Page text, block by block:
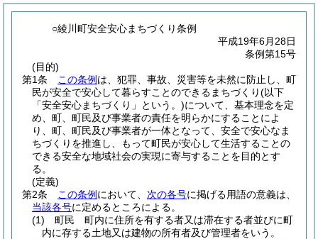
○綾川町安全安心まちづくり条例
平成19年6月28日
条例第15号
(目的)
第1条
この条例 は、犯罪、事故、災害等を未然に防止し、町
民が安全で安心して暮らすことのできるまちづくり(以下
「安全安心まちづくり」という。)について、基本理念を定
め、町、町民及び事業者の責任を明らかにすることによ
り、町、町民及び事業者が一体となって、安全で安心なま
ちづくりを推進し、もって町民が安心して生活することの
できる安全な地域社会の実現に寄与することを目的とす
る。
(定義)
第2条
この条例 において、 次の各号に掲げる用語の意義は、
当該各号に定めるところによる。
(1)
町民 町内に住所を有する者又は滞在する者並びに町
内に存する土地又は建物の所有者及び管理者をいう。